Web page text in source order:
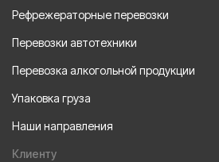
Рефрежераторные перевозки
Перевозки автотехники
Перевозка алкогольной продукции
Упаковка груза
Наши направления
Клиенту